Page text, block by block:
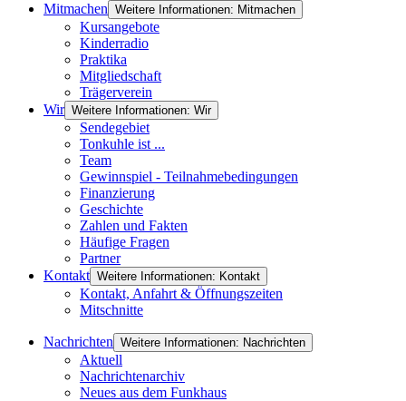
Mitmachen Weitere Informationen: Mitmachen
Kursangebote
Kinderradio
Praktika
Mitgliedschaft
Trägerverein
Wir Weitere Informationen: Wir
Sendegebiet
Tonkuhle ist ...
Team
Gewinnspiel - Teilnahmebedingungen
Finanzierung
Geschichte
Zahlen und Fakten
Häufige Fragen
Partner
Kontakt Weitere Informationen: Kontakt
Kontakt, Anfahrt & Öffnungszeiten
Mitschnitte
Nachrichten Weitere Informationen: Nachrichten
Aktuell
Nachrichtenarchiv
Neues aus dem Funkhaus